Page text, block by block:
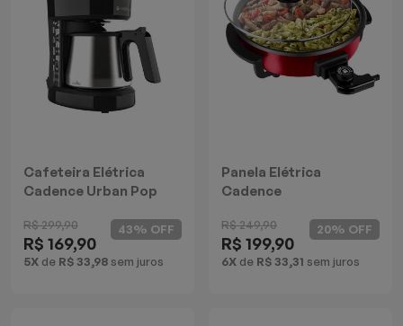
Cafeteira Elétrica
Cadence Urban Pop
R$ 299,90
R$ 169,90
5X de R$ 33,98 sem juros
43% OFF
Panela Elétrica
Cadence
R$ 249,90
R$ 199,90
6X de R$ 33,31 sem juros
20% OFF